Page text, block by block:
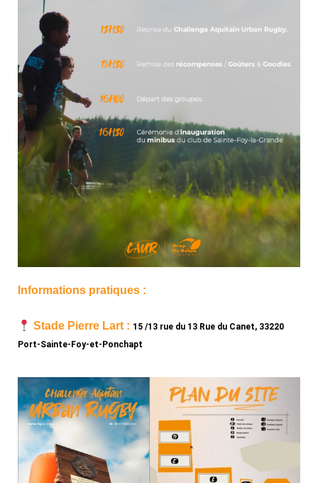
Informations pratiques :
Stade Pierre Lart : 15 /13 rue du 13 Rue du Canet, 33220
Port-Sainte-Foy-et-Ponchapt